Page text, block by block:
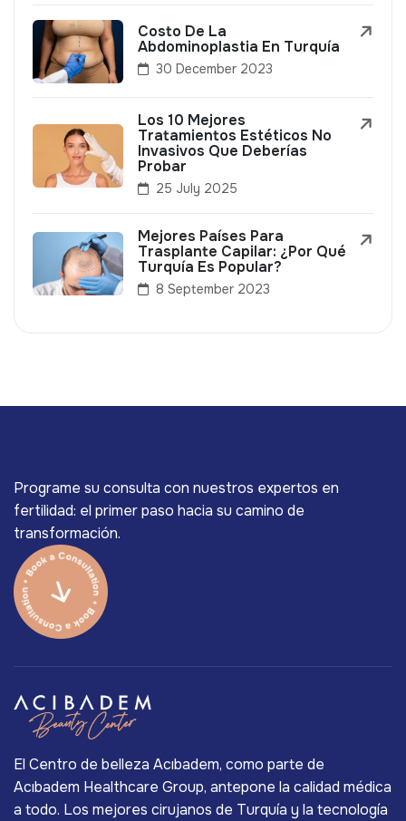
Costo De La
Abdominoplastia En Turquía
30 December 2023
Los 10 Mejores
Tratamientos Estéticos No
Invasivos Que Deberías
Probar
25 July 2025
Mejores Países Para
Trasplante Capilar: ¿Por Qué
Turquía Es Popular?
8 September 2023
Programe su consulta con nuestros expertos en
fertilidad: el primer paso hacia su camino de
transformación.
El Centro de belleza Acıbadem, como parte de
Acıbadem Healthcare Group, antepone la calidad médica
a todo. Los mejores cirujanos de Turquía y la tecnología